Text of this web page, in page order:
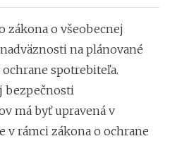
zákona o všeobecnej
na plánované
spotrebiteľa.
bezpečnosti
má byť upravená v
v rámci zákona o ochrane